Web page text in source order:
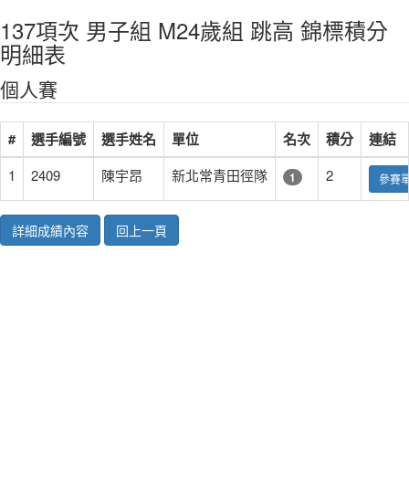
137項次 男子組 M24歲組 跳高 錦標積分
明細表
個人賽
# 選手編號 選手姓名 單位 名次 積分 連結
1 2409 陳宇昂 新北常青田徑隊 1 2 參賽
詳細成績內容